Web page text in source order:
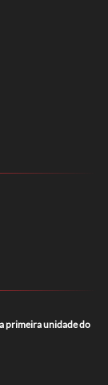
primeira unidade do